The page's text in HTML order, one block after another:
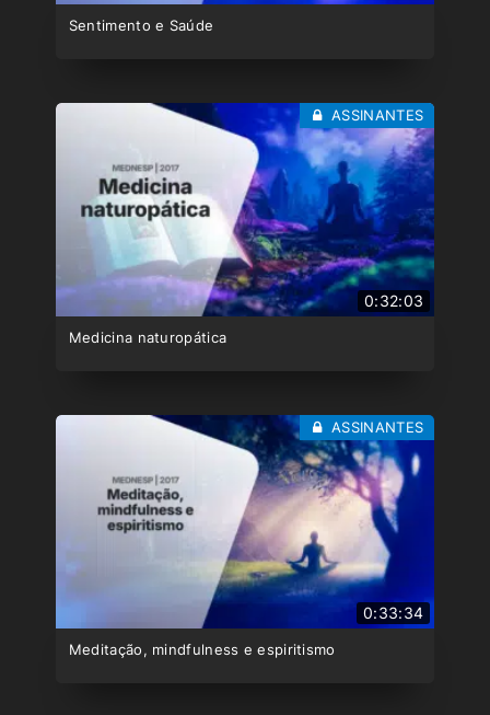
Sentimento e Saúde
0:32:03
Medicina naturopática
ASSINANTES
0:33:34
Meditação, mindfulness e espiritismo
ASSINANTES